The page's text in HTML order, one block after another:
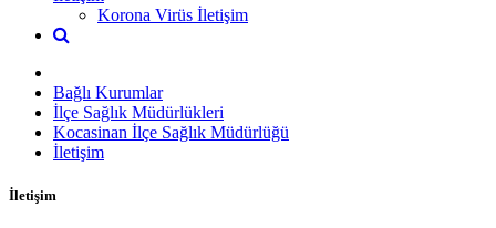
Korona Virüs İletişim
Bağlı Kurumlar
İlçe Sağlık Müdürlükleri
Kocasinan İlçe Sağlık Müdürlüğü
İletişim
İletişim